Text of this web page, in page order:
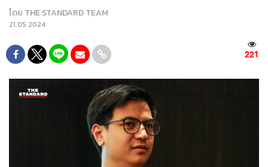
โดย THE STANDARD TEAM
21.05.2024
221